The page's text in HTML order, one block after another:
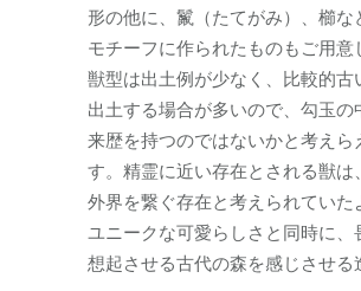
形の他に、鬣（たてがみ）、櫛な
モチーフに作られたものもご用意
獣型は出土例が少なく、比較的古
出土する場合が多いので、勾玉の
来歴を持つのではないかと考えら
す。精霊に近い存在とされる獣は
外界を繋ぐ存在と考えられていた
ユニークな可愛らしさと同時に、
想起させる古代の森を感じさせる